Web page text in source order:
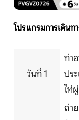
ทัวร์ในประเทศ
จัดกรุ๊ปในประเ
เรือเจ้าพระยา
โปรแกรมการเดินท
วันที่ 1
ท่า
ปร
ไห่
ถ่า